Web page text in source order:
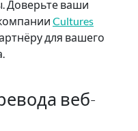
Доверьте ваши
Cultures
для вашего
веб-